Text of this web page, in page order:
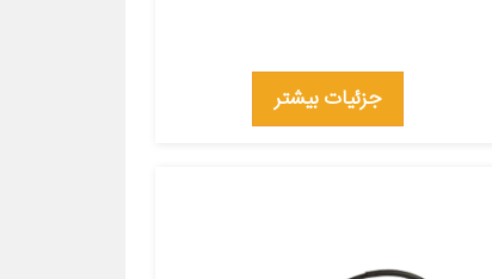
جزئیات بیشتر